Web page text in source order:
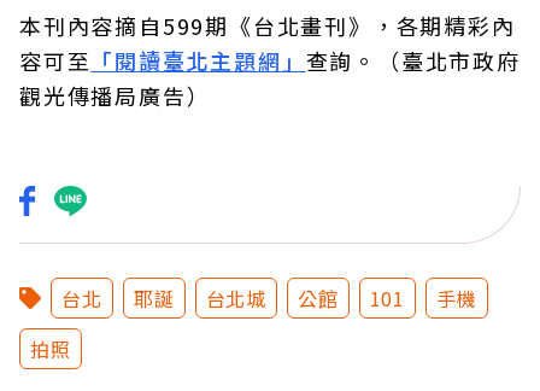
本刊內容摘自599期《台北畫刊》，各期精彩內
容可至 「閱讀臺北主題網」 查詢。（臺北市政府
觀光傳播局廣告）
台北 耶誕 台北城 公館 101
手機
拍照